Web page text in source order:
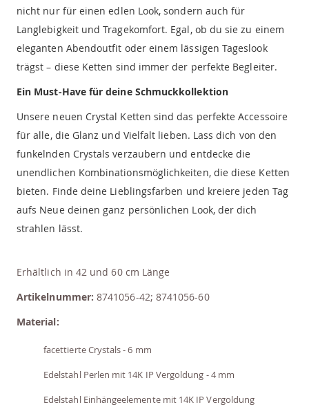
nicht nur für einen edlen Look, sondern auch für
Langlebigkeit und Tragekomfort. Egal, ob du sie zu einem
eleganten Abendoutfit oder einem lässigen Tageslook
trägst – diese Ketten sind immer der perfekte Begleiter.
Ein Must-Have für deine Schmuckkollektion
Unsere neuen Crystal Ketten sind das perfekte Accessoire
für alle, die Glanz und Vielfalt lieben. Lass dich von den
funkelnden Crystals verzaubern und entdecke die
unendlichen Kombinationsmöglichkeiten, die diese Ketten
bieten. Finde deine Lieblingsfarben und kreiere jeden Tag
aufs Neue deinen ganz persönlichen Look, der dich
strahlen lässt.
Erhältlich in 42 und 60 cm Länge
Artikelnummer:8741056-42; 8741056-60
Material:
facettierte Crystals - 6 mm
Edelstahl Perlen mit 14K IP Vergoldung - 4 mm
Edelstahl Einhängeelemente mit 14K IP Vergoldung